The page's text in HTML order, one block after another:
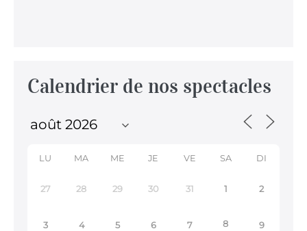
Calendrier de nos spectacles
LU MA ME JE VE SA DI
27 28 29 30 31 1 2
3 4 5 6 7 8 9